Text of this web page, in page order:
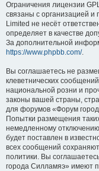
Ограничения лицензии
связаны с организацией
Limited не несёт
определяет в качестве
За дополнительной
https://www.phpbb.com/.
Вы соглашаетесь не
клеветнических
национальной розни и
законы вашей страны,
для форумов «Форум
Попытки размещения
немедленному
будет поставлен в
всех сообщений
политики. Вы
города Силламяэ» имеют